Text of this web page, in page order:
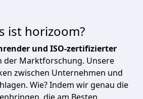
ist horizoom?
und ISO-zertifizierter
der Marktforschung. Unsere
zwischen Unternehmen und
Wie? Indem wir genau die